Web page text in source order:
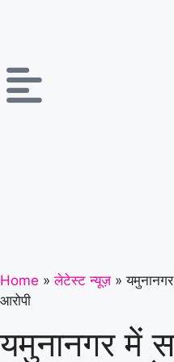
Home » लेटेस्ट न्यूज़ »
आरोपी
यमुनानगर में